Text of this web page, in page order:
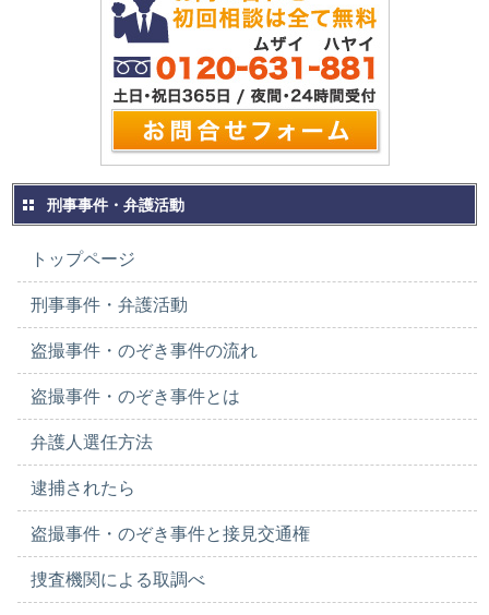
刑事事件・弁護活動
トップページ
刑事事件・弁護活動
盗撮事件・のぞき事件の流れ
盗撮事件・のぞき事件とは
弁護人選任方法
逮捕されたら
盗撮事件・のぞき事件と接見交通権
捜査機関による取調べ